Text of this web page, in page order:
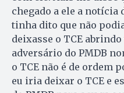
chegado a ele a notícia
tinha dito que não
deixasse o TCE
adversário do PMDB
o TCE não é de ordem
eu iria deixar o TCE e